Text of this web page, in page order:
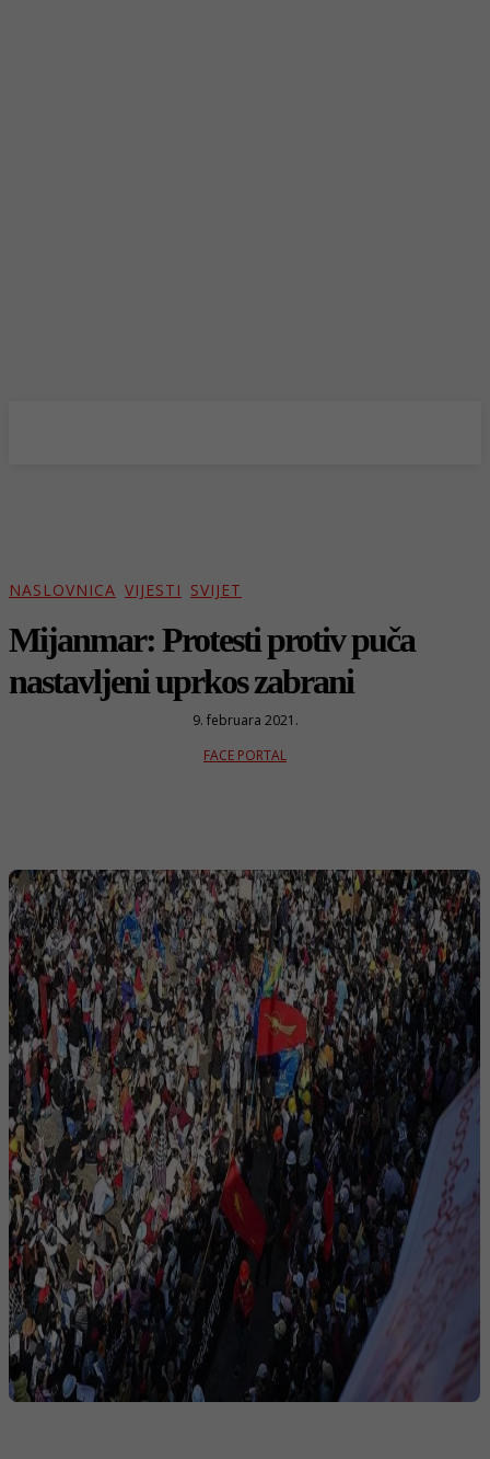
NASLOVNICA VIJESTI SVIJET
Mijanmar: Protesti protiv puča
nastavljeni uprkos zabrani
9. februara 2021.
FACE PORTAL